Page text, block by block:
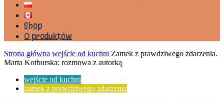
Shop
0 produktów
Strona główna wejście od kuchni Zamek z prawdziwego zdarzenia.
Marta Kotburska: rozmowa z autorką
wejście od kuchni
zamek z prawdziwego zdarzenia